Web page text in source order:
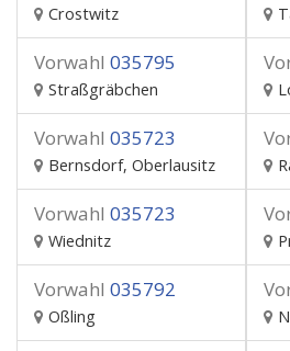
Crostwitz
Vorwahl 035795
Straßgräbchen
Vorwahl 035723
Bernsdorf, Oberlausitz
Vorwahl 035723
Wiednitz
Vorwahl 035792
Oßling